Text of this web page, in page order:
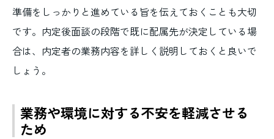
準備をしっかりと進めている旨を伝えておくことも大切
です。内定後面談の段階で既に配属先が決定している場
合は、内定者の業務内容を詳しく説明しておくと良いで
しょう。
業務や環境に対する不安を軽減させる
ため